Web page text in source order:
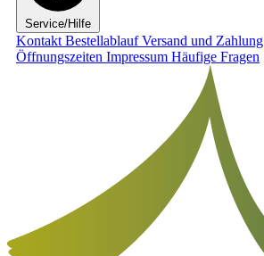
Service/Hilfe
Kontakt BestellablaufVersand und Zahlung
Öffnungszeiten Impressum Häufige Fragen